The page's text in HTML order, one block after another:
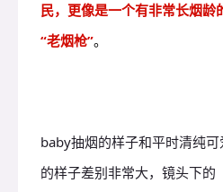
民，更像是一个有非常长烟龄
“老烟枪”。
baby抽烟的样子和平时清纯可
的样子差别非常大，镜头下的